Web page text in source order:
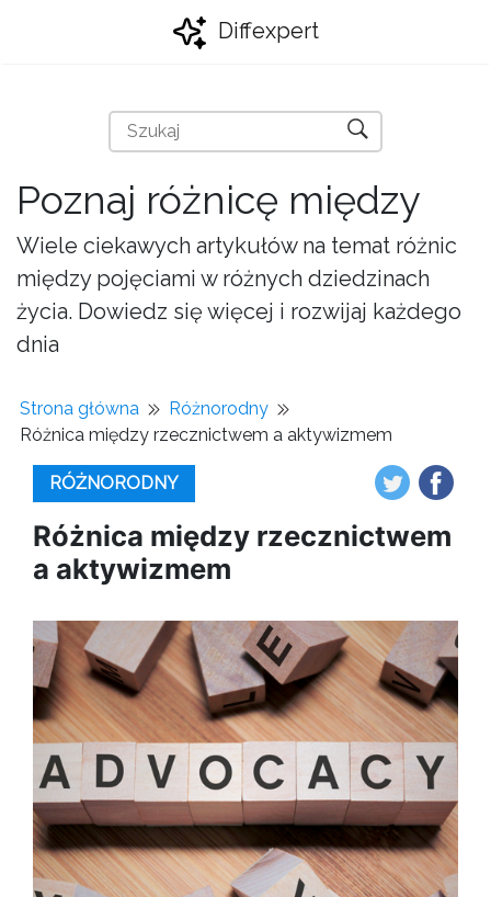
Diffexpert
Poznaj różnicę między
Wiele ciekawych artykułów na temat różnic
między pojęciami w różnych dziedzinach
życia. Dowiedz się więcej i rozwijaj każdego
dnia
Strona główna
Różnorodny
Różnica między rzecznictwem a aktywizmem
RÓŻNORODNY
Różnica między rzecznictwem
a aktywizmem